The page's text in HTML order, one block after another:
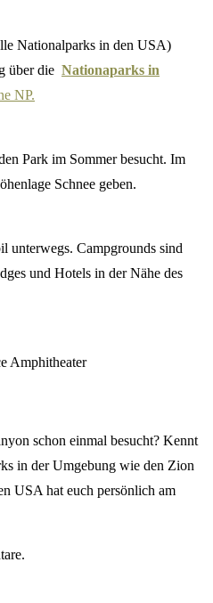
Nationalparks in den USA)
über die Nationaparks in
NP.
Park im Sommer besucht. Im
Schnee geben.
unterwegs. Campgrounds sind
und Hotels in der Nähe des
Amphitheater
schon einmal besucht? Kennt
in der Umgebung wie den Zion
USA hat euch persönlich am